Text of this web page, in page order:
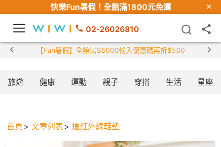
快樂Fun暑假！ 全館滿1800元免運
02-26026810
【Fun暑假】全館滿$5000輸入優惠碼再折$500
旅遊 健康 運動 親子 穿搭 生活 星座
首頁 文章列表 遠紅外線鞋墊